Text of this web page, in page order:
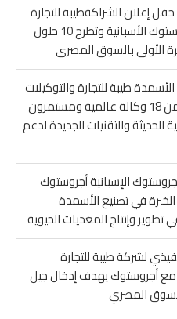
إعلان الشراكةطيبة للتجارة
والتوكيلات تطلق شراكتها مع أجروستوك الأسبانية وتطرح 10 حلول
الأولى بالسوق المصرى
طيبة للتجارة والتوكيلات
قطاع الأسمدة في طيبة يضم أكثر من 18 وكالة عالمية ومستمرون
والتقنيات الجديدة لدعم
الإسبانية أجروستوك
1949، ونمتلك 38 من الخبرة في تصنيع الأسمدة
لشركة طيبة للتجارة
مع أجروستوك يهدف إدخال جيل
المصري